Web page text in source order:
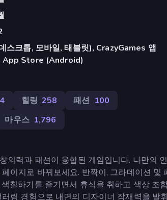
스크톱, 모바일, 태블릿), CrazyGames 앱
App Store (Android)
힐링 258 패션 100
마우스 1,796
의력과 패션이 융합된 게임입니다. 나만의
이지로 바꿔보세요. 반짝이, 그라데이션
칠하기를 즐기면서 휴식을 취하고 색상 조
링 경험으로 내면의 디자이너 잠재력을 발